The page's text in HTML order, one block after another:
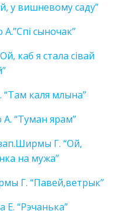
у вишневому саду”
сыночак”
каб я стала сівай
каля млына”
“Туман ярам”
Г. “Ой,
на мужа”
Г. “Павей,ветрык”
“Рэчанька”